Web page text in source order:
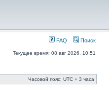
FAQ Поиск
Текущее время: 08 авг 2026, 10:51
Часовой пояс: UTC + 3 часа